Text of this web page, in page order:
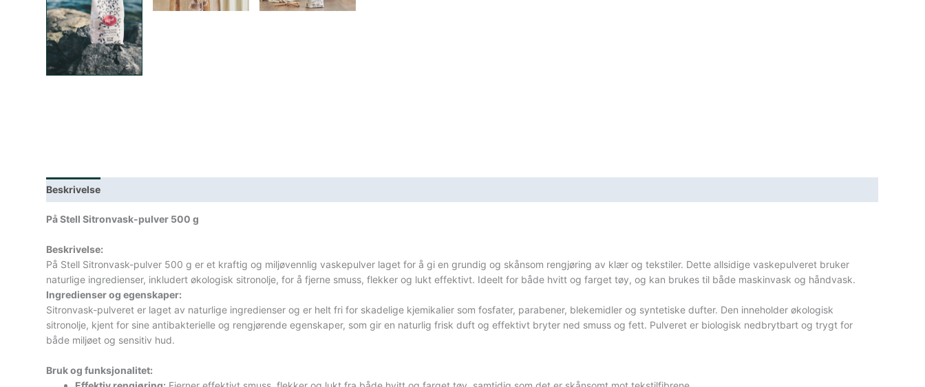
Beskrivelse
På Stell Sitronvask-pulver 500 g
Beskrivelse:
På Stell Sitronvask-pulver 500 g er et kraftig og miljøvennlig vaskepulver laget for å gi en grundig og skånsom rengjøring av klær og tekstiler. Dette allsidige vaskepulveret bruker
naturlige ingredienser, inkludert økologisk sitronolje, for å fjerne smuss, flekker og lukt effektivt. Ideelt for både hvitt og farget tøy, og kan brukes til både maskinvask og håndvask.
Ingredienser og egenskaper:
Sitronvask-pulveret er laget av naturlige ingredienser og er helt fri for skadelige kjemikalier som fosfater, parabener, blekemidler og syntetiske dufter. Den inneholder økologisk
sitronolje, kjent for sine antibakterielle og rengjørende egenskaper, som gir en naturlig frisk duft og effektivt bryter ned smuss og fett. Pulveret er biologisk nedbrytbart og trygt for
både miljøet og sensitiv hud.
Bruk og funksjonalitet: